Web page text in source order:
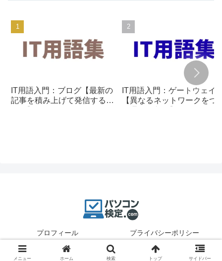
IT用語入門：ブログ【最新の
記事を積み上げて発信する仕
IT用語入門：ゲートウェイ
【異なるネットワークをつ
プロフィール プライバシーポリシー
© 2025 パソコン検定.
メニュー ホーム 検索 トップ サイドバー